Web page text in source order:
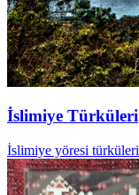
İslimiye Türküleri
İslimiye yöresi türküleri